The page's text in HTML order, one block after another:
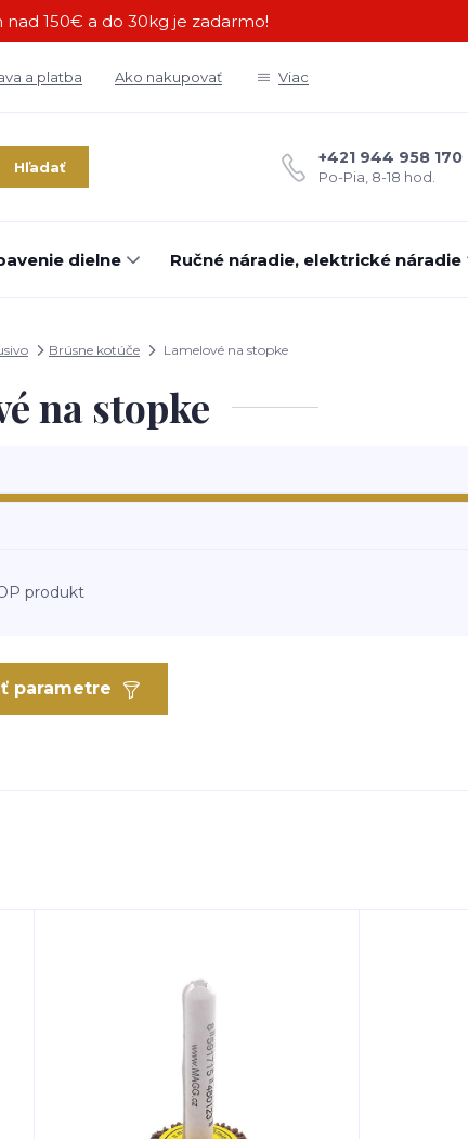
150€ a do 30kg je zadarmo!
a platba Ako nakupovať Viac
Hľadať +421 944 958 170
Po-Pia, 8-18 hod.
dielne Ručné náradie, elektrické náradie
Brúsne kotúče Lamelové na stopke
na stopke
parametre
produkt